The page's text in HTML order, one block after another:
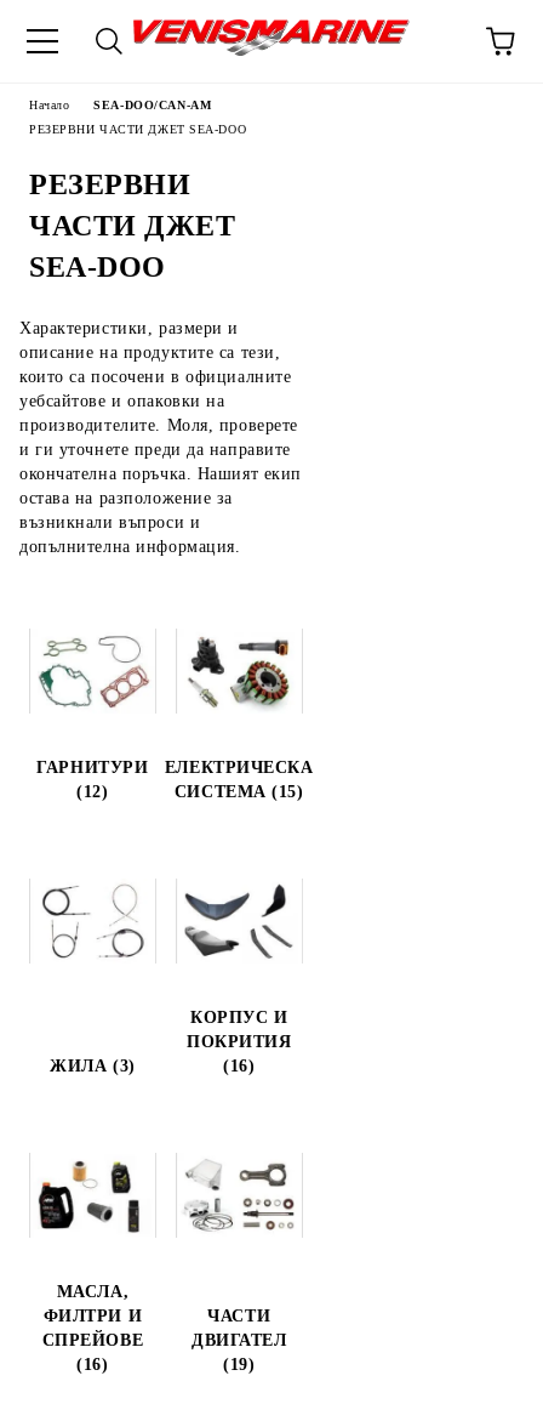
Начало
SEA-DOO/CAN-AM
РЕЗЕРВНИ ЧАСТИ ДЖЕТ SEA-DOO
РЕЗЕРВНИ
ЧАСТИ ДЖЕТ
SEA-DOO
Характеристики, размери и
описание на продуктите са тези,
които са посочени в официалните
уебсайтове и опаковки на
производителите. Моля, проверете
и ги уточнете преди да направите
окончателна поръчка. Нашият екип
остава на разположение за
възникнали въпроси и
допълнителна информация.
ГАРНИТУРИ
(12)
ЕЛЕКТРИЧЕСКА
СИСТЕМА (15)
ЖИЛА (3)
КОРПУС И
ПОКРИТИЯ
(16)
МАСЛА,
ФИЛТРИ И
СПРЕЙОВЕ
(16)
ЧАСТИ
ДВИГАТЕЛ
(19)